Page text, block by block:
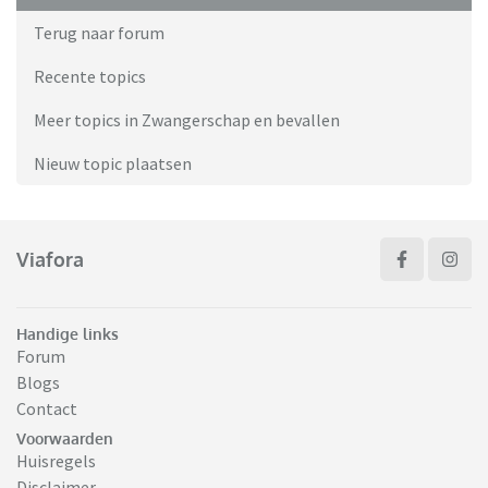
Terug naar forum
Recente topics
Meer topics in Zwangerschap en bevallen
Nieuw topic plaatsen
Viafora
Handige links
Forum
Blogs
Contact
Voorwaarden
Huisregels